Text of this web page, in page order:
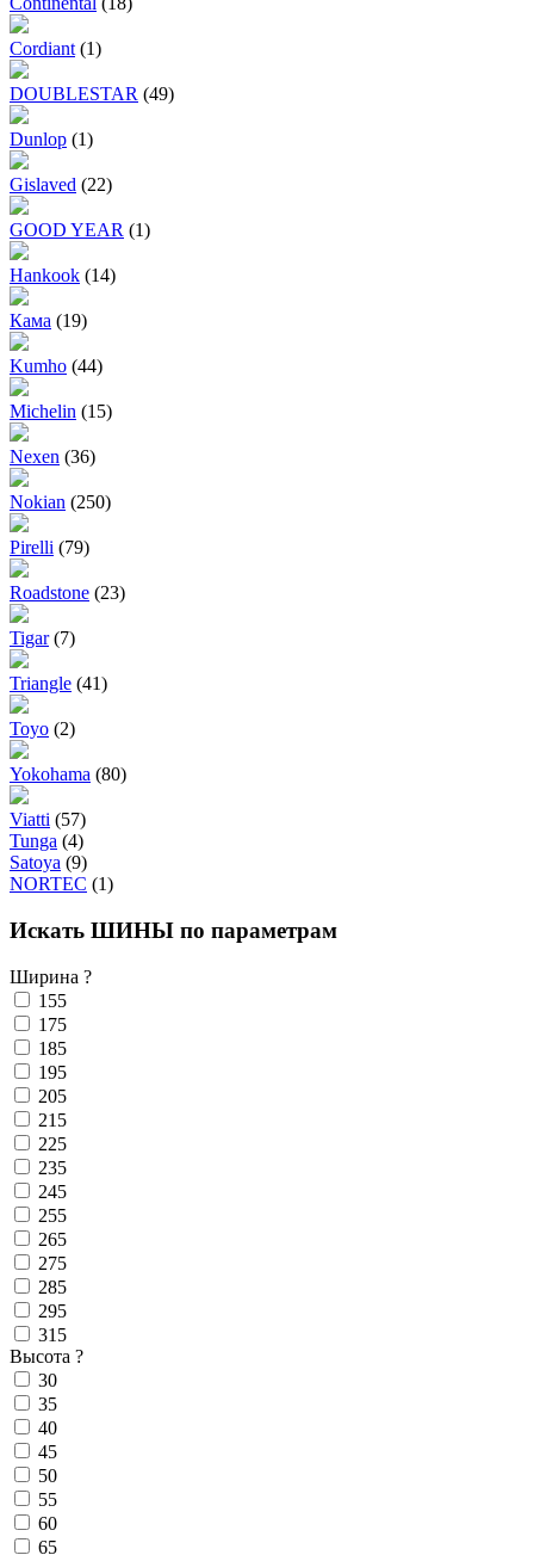
Cordiant (1)
DOUBLESTAR (49)
Dunlop (1)
Gislaved (22)
GOOD YEAR (1)
Hankook (14)
Кама (19)
Kumho (44)
Michelin (15)
Nexen (36)
Nokian (250)
Pirelli (79)
Roadstone (23)
Tigar (7)
Triangle (41)
Toyo (2)
Yokohama (80)
Viatti (57)
Tunga (4)
Satoya (9)
NORTEC (1)
Искать ШИНЫ по параметрам
Ширина ?
155
175
185
195
205
215
225
235
245
255
265
275
285
295
315
Высота ?
30
35
40
45
50
55
60
65